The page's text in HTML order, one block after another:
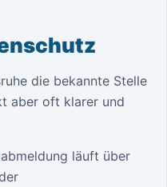
die bekannte Stelle
aber oft klarer und
läuft über